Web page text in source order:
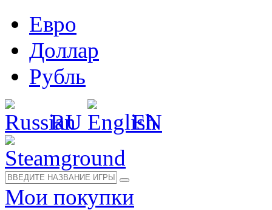
Евро
Доллар
Рубль
RU
EN
Мои покупки